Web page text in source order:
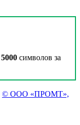
5000 символов за
© ООО «ПРОМТ»,